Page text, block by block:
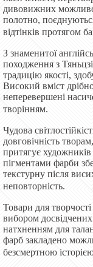
дивовижних
полотно, поєднуються
відтінків протягом
З знаменитої
походження з
традицію якості,
Високий вміст
неперевершені
творінням.
Чудова
довговічність
притягує художників
пігментами фарби
текстурну після
неповторність.
Товари для
вибором досвідчених
натхненням для
фарб закладено
безсмертною